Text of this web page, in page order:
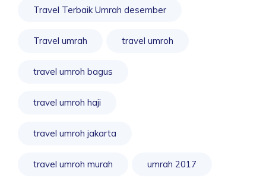
Travel Terbaik Umrah desember
Travel umrah travel umroh
travel umroh bagus
travel umroh haji
travel umroh jakarta
travel umroh murah umrah 2017